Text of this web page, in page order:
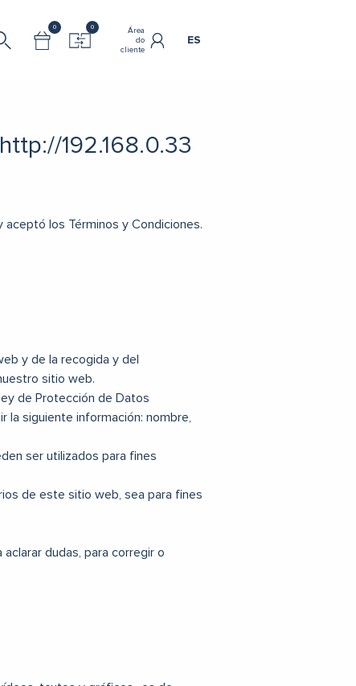
0 0
Área
do
cliente
ES
192.168.0.33
los Términos y Condiciones.
y de la recogida y del
sitio web.
de Protección de Datos
la siguiente información: nombre,
ser utilizados para fines
de este sitio web, sea para fines
dudas, para corregir o